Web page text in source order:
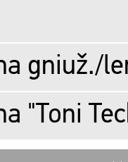
gniuž./
"Toni